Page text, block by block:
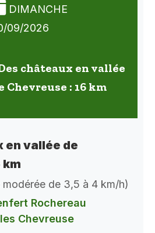
DIMANCHE
09/2026
châteaux en vallée
Chevreuse : 16 km
en vallée de
km
de 3,5 à 4 km/h)
Rochereau
Chevreuse